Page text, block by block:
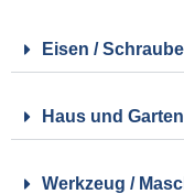
Eisen /
Haus und
Werkzeug /